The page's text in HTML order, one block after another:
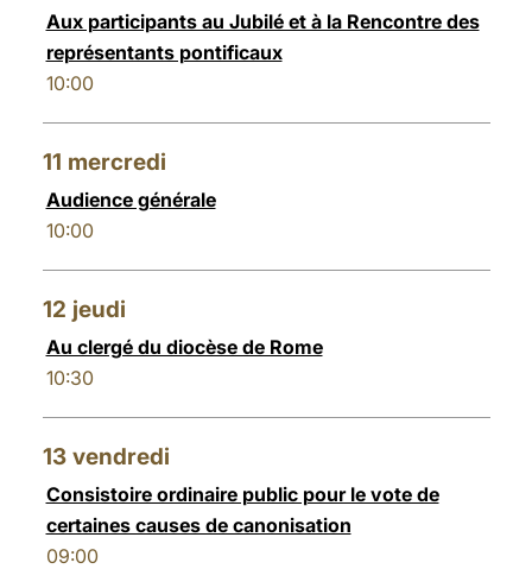
Aux participants au Jubilé et à la Rencontre des
représentants pontificaux
10:00
11 mercredi
Audience générale
10:00
12 jeudi
Au clergé du diocèse de Rome
10:30
13 vendredi
Consistoire ordinaire public pour le vote de
certaines causes de canonisation
09:00